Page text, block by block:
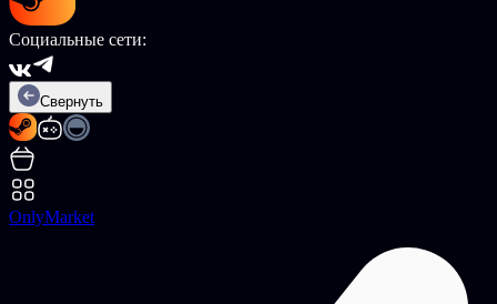
Социальные сети:
Свернуть
OnlyMarket